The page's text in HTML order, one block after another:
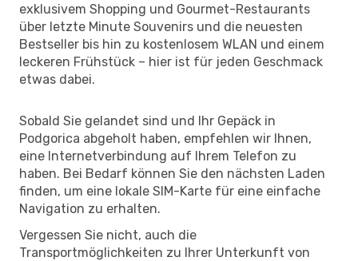
exklusivem Shopping und Gourmet-Restaurants
über letzte Minute Souvenirs und die neuesten
Bestseller bis hin zu kostenlosem WLAN und einem
leckeren Frühstück – hier ist für jeden Geschmack
etwas dabei.
Sobald Sie gelandet sind und Ihr Gepäck in
Podgorica abgeholt haben, empfehlen wir Ihnen,
eine Internetverbindung auf Ihrem Telefon zu
haben. Bei Bedarf können Sie den nächsten Laden
finden, um eine lokale SIM-Karte für eine einfache
Navigation zu erhalten.
Vergessen Sie nicht, auch die
Transportmöglichkeiten zu Ihrer Unterkunft von